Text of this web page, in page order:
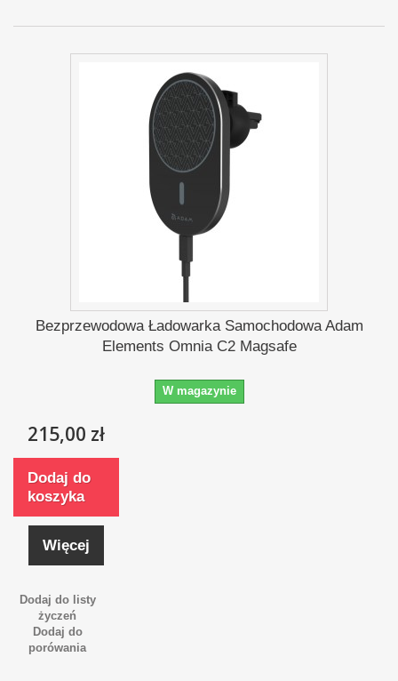
Bezprzewodowa Ładowarka Samochodowa Adam
Elements Omnia C2 Magsafe
W magazynie
215,00 zł
Dodaj do
koszyka
Więcej
Dodaj do listy
życzeń
Dodaj do
porówania